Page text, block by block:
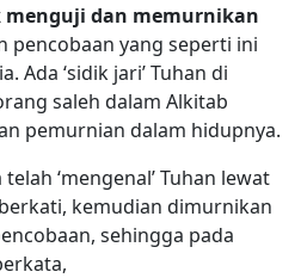
menguji dan memurnikan
pencobaan yang seperti ini
Ada ‘sidik jari’ Tuhan di
saleh dalam Alkitab
pemurnian dalam hidupnya.
‘mengenal’ Tuhan lewat
kemudian dimurnikan
sehingga pada